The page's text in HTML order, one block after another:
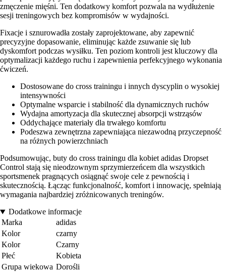
zmęczenie mięśni. Ten dodatkowy komfort pozwala na wydłużenie
sesji treningowych bez kompromisów w wydajności.
Fixacje i sznurowadła zostały zaprojektowane, aby zapewnić
precyzyjne dopasowanie, eliminując każde zsuwanie się lub
dyskomfort podczas wysiłku. Ten poziom kontroli jest kluczowy dla
optymalizacji każdego ruchu i zapewnienia perfekcyjnego wykonania
ćwiczeń.
Dostosowane do cross trainingu i innych dyscyplin o wysokiej
intensywności
Optymalne wsparcie i stabilność dla dynamicznych ruchów
Wydajna amortyzacja dla skutecznej absorpcji wstrząsów
Oddychające materiały dla trwałego komfortu
Podeszwa zewnętrzna zapewniająca niezawodną przyczepność
na różnych powierzchniach
Podsumowując, buty do cross trainingu dla kobiet adidas Dropset
Control stają się nieodzownym sprzymierzeńcem dla wszystkich
sportsmenek pragnących osiągnąć swoje cele z pewnością i
skutecznością. Łącząc funkcjonalność, komfort i innowację, spełniają
wymagania najbardziej zróżnicowanych treningów.
Dodatkowe informacje
Marka
adidas
Kolor
czarny
Kolor
Czarny
Płeć
Kobieta
Grupa wiekowa Dorośli